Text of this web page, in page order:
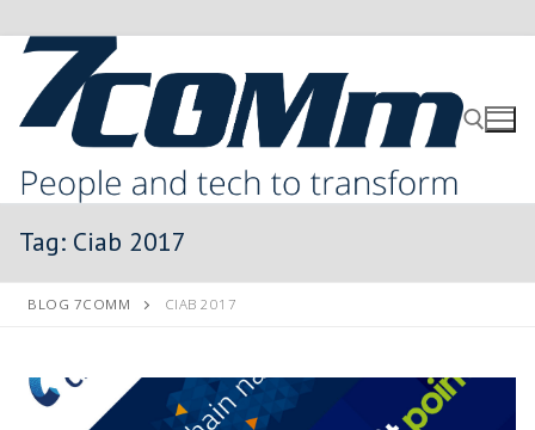
Tag: Ciab 2017
BLOG 7COMM CIAB 2017